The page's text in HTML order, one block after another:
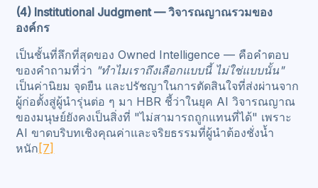
(4) Institutional Judgment — วิจารณญาณรวมของ
องค์กร
เป็นชั้นที่ลึกที่สุดของ Owned Intelligence — คือคำตอบ
ของคำถามที่ว่า "ทำไมเราถึงเลือกแบบนี้ ไม่ใช่แบบนั้น"
เป็นค่านิยม จุดยืน และปรัชญาในการตัดสินใจที่ส่งผ่านจาก
ผู้ก่อตั้งสู่ผู้นำรุ่นต่อ ๆ มา HBR ชี้ว่าในยุค AI วิจารณญาณ
ของมนุษย์ยังคงเป็นสิ่งที่ "ไม่สามารถถูกแทนที่ได้" เพราะ
AI ขาดบริบทเชิงคุณค่าและจริยธรรมที่ผู้นำต้องชั่งน้ำ
หนัก [7]